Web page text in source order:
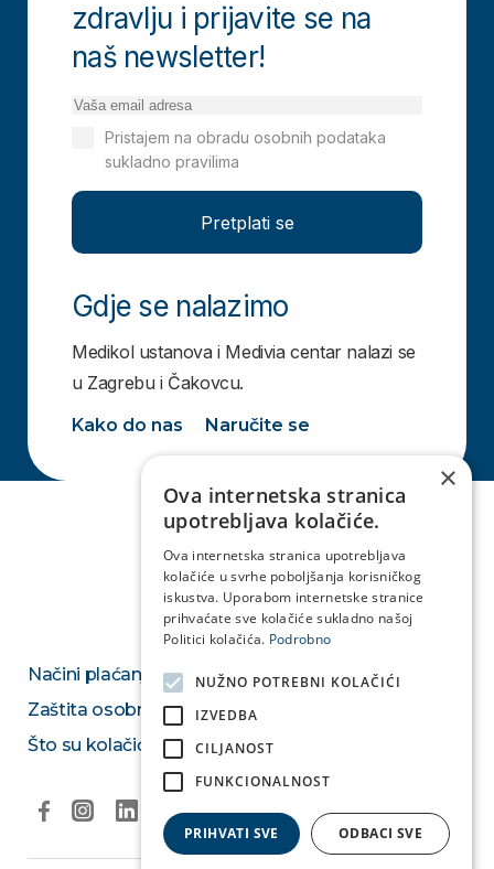
zdravlju i prijavite se na
naš newsletter!
Pretplati se
Pristajem na obradu osobnih podataka
sukladno pravilima
Gdje se nalazimo
Medikol ustanova i Medivia centar nalazi se
u Zagrebu i Čakovcu.
Kako do nas Naručite se
Načini plaćanja
Zaštita osobnih podataka
Što su kolačići
×
Ova internetska stranica
upotrebljava kolačiće.
Ova internetska stranica upotrebljava
kolačiće u svrhe poboljšanja korisničkog
iskustva. Uporabom internetske stranice
prihvaćate sve kolačiće sukladno našoj
Politici kolačića. Podrobno
NUŽNO POTREBNI KOLAČIĆI
IZVEDBA
CILJANOST
FUNKCIONALNOST
PRIHVATI SVE ODBACI SVE